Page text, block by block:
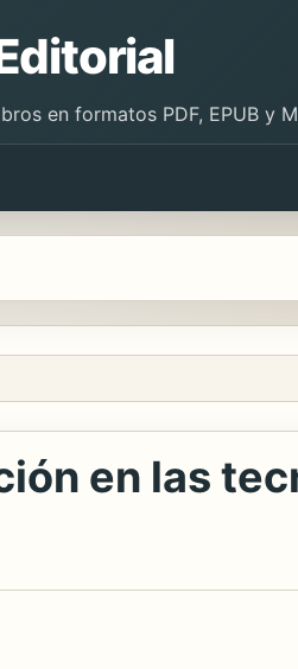
en formatos PDF, EPUB y
en las